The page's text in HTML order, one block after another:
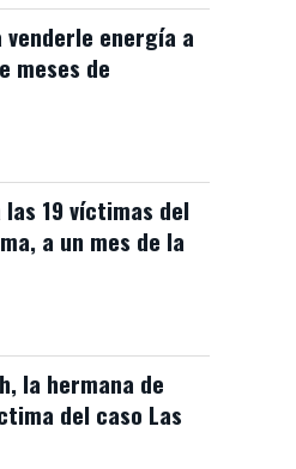
venderle energía a
meses de
19 víctimas del
a un mes de la
la hermana de
del caso Las